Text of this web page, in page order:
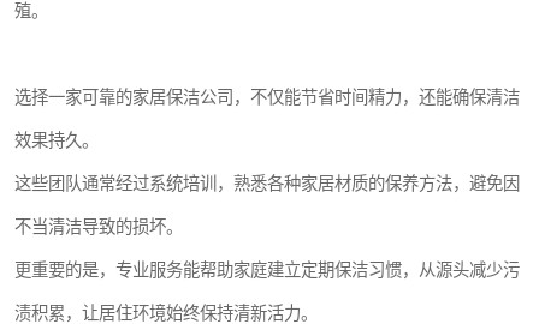
殖。
选择一家可靠的家居保洁公司，不仅能节省时间精力，还能确保清洁
效果持久。
这些团队通常经过系统培训，熟悉各种家居材质的保养方法，避免因
不当清洁导致的损坏。
更重要的是，专业服务能帮助家庭建立定期保洁习惯，从源头减少污
渍积累，让居住环境始终保持清新活力。